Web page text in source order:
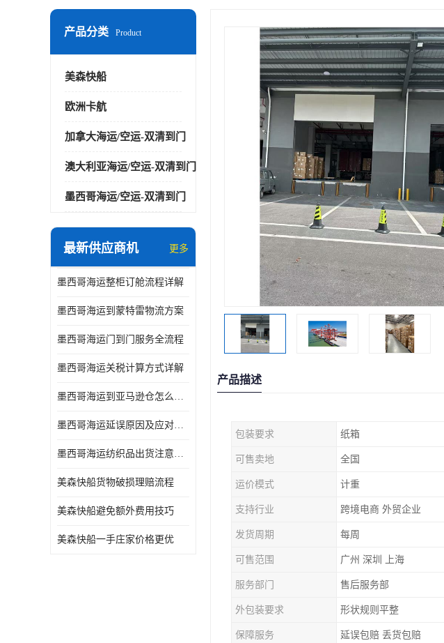
产品分类 Product
美森快船
欧洲卡航
加拿大海运/空运-双清到门
澳大利亚海运/空运-双清到门
墨西哥海运/空运-双清到门
最新供应商机 更多
墨西哥海运整柜订舱流程详解
墨西哥海运到蒙特雷物流方案
墨西哥海运门到门服务全流程
墨西哥海运关税计算方式详解
墨西哥海运到亚马逊仓怎么操作
墨西哥海运延误原因及应对办法
墨西哥海运纺织品出货注意事项
美森快船货物破损理赔流程
美森快船避免额外费用技巧
美森快船一手庄家价格更优
产品描述
包装要求 纸箱
可售卖地 全国
运价模式 计重
支持行业 跨境电商 外贸企业
发货周期 每周
可售范围 广州 深圳 上海
服务部门 售后服务部
外包装要求 形状规则平整
保障服务 延误包赔 丢货包赔